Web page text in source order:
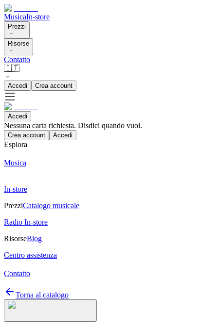
MusicaIn-store
Prezzi
Risorse
Contatto
🇮🇹
Accedi Crea account
Accedi
Nessuna carta richiesta. Disdici quando vuoi.
Crea account Accedi
Esplora
Musica
In-store
PrezziCatalogo musicale
Radio In-store
RisorseBlog
Centro assistenza
Contatto
Torna al catalogo